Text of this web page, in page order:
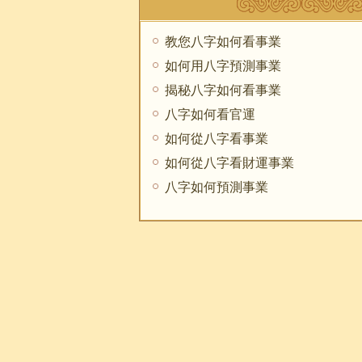
教您八字如何看事業
如何用八字預測事業
揭秘八字如何看事業
八字如何看官運
如何從八字看事業
如何從八字看財運事業
八字如何預測事業